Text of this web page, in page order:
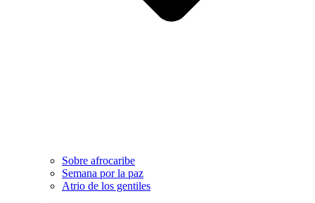
Sobre afrocaribe
Semana por la paz
Atrio de los gentiles